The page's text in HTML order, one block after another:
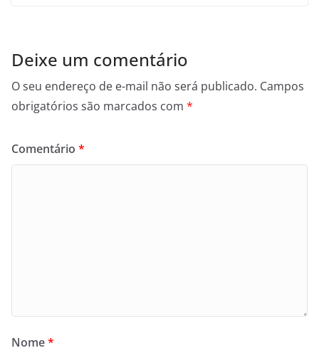
Deixe um comentário
O seu endereço de e-mail não será publicado. Campos
obrigatórios são marcados com *
Comentário *
Nome*